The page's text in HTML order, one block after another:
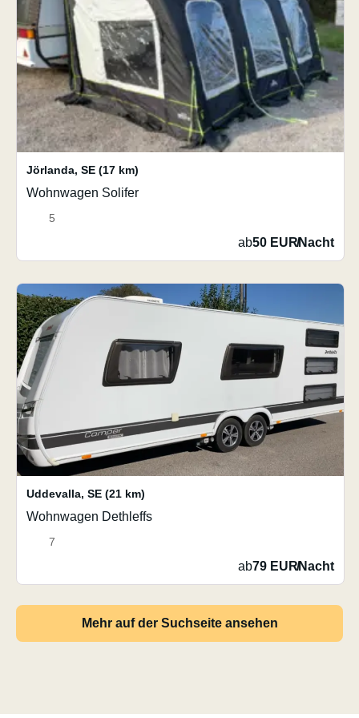
Jörlanda, SE (17 km)
Wohnwagen Solifer
5
ab50 EUR/Nacht
Uddevalla, SE (21 km)
Wohnwagen Dethleffs
7
ab79 EUR/Nacht
Mehr auf der Suchseite ansehen